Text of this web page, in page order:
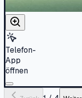
Telefon-
App
öffnen